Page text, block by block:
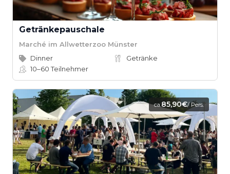
Getränkepauschale
Marché im Allwetterzoo Münster
Dinner
Getränke
10–60Teilnehmer
ca.85,90€/ Pers.